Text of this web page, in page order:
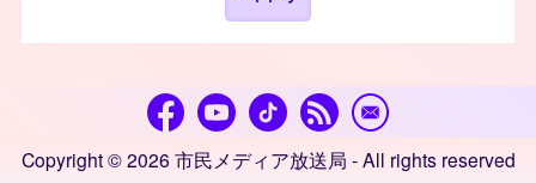
Copyright © 2026 市民メディア放送局 - All rights reserved